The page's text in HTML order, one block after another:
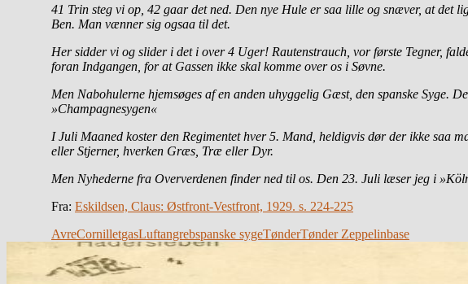
41 Trin steg vi op, 42 gaar det ned. Den nye Hule er saa lille og snæver, at det
Ben. Man vænner sig ogsaa til det.
Her sidder vi og slider i det i over 4 Uger! Rautenstrauch, vor første Tegner,
foran Indgangen, for at Gassen ikke skal komme over os i Søvne.
Men Nabohulerne hjemsøges af en anden uhyggelig Gæst, den spanske Syge.
»Champagnesygen«
I Juli Maaned koster den Regimentet hver 5. Mand, heldigvis dør der ikke saa
eller Stjerner, hverken Græs, Træ eller Dyr.
Men Nyhederne fra Oververdenen finder ned til os. Den 23. Juli læser jeg i
Fra: Eskildsen, Claus: Østfront-Vestfront, 1929. s. 224-225
AvreCornilletgasLuftangrebspanske sygeTønderTønder Zeppelinbase